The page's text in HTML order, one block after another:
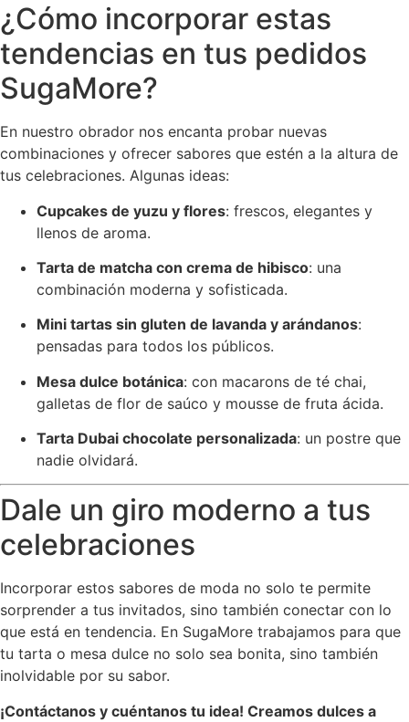
¿Cómo incorporar estas
tendencias en tus pedidos
SugaMore?
En nuestro obrador nos encanta probar nuevas
combinaciones y ofrecer sabores que estén a la altura de
tus celebraciones. Algunas ideas:
Cupcakes de yuzu y flores: frescos, elegantes y
llenos de aroma.
Tarta de matcha con crema de hibisco: una
combinación moderna y sofisticada.
Mini tartas sin gluten de lavanda y arándanos:
pensadas para todos los públicos.
Mesa dulce botánica: con macarons de té chai,
galletas de flor de saúco y mousse de fruta ácida.
Tarta Dubai chocolate personalizada: un postre que
nadie olvidará.
Dale un giro moderno a tus
celebraciones
Incorporar estos sabores de moda no solo te permite
sorprender a tus invitados, sino también conectar con lo
que está en tendencia. En SugaMore trabajamos para que
tu tarta o mesa dulce no solo sea bonita, sino también
inolvidable por su sabor.
¡Contáctanos y cuéntanos tu idea! Creamos dulces a